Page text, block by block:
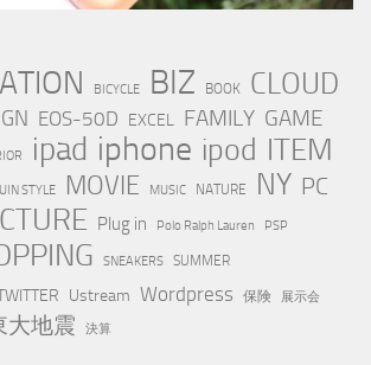
BICYCLE BIZ BOOK CLOUD
EOS-50D EXCEL FAMILY GAME
ipad iphone ipod ITEM
STYLE MOVIE MUSIC NATURE NY PC
Plug in Polo Ralph Lauren PSP
SNEAKERS SUMMER
Ustream Wordpress 保険 展示会
大地震 決算